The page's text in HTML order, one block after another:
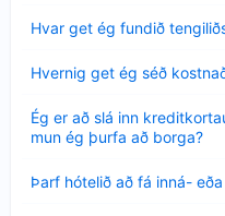
Hvar get ég fundið
sýnt
Hvernig get ég séð
sýnt
Ég er að slá inn
mun ég þurfa að borga?
Minna
sýnt
Þarf hótelið að fá inná-
sýnt